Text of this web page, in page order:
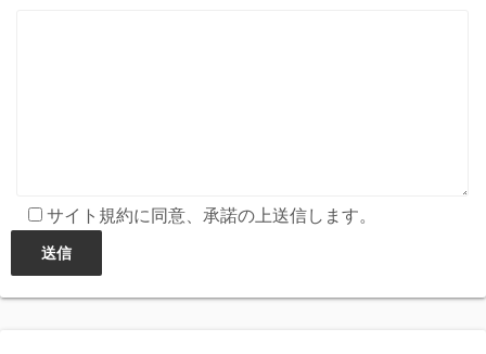
サイト規約に同意、承諾の上送信します。